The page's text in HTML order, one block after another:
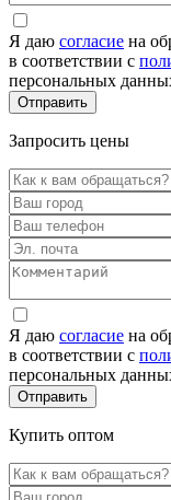
Я даю согласие на
в соответствии с
персональных
Запросить цены
Я даю согласие на
в соответствии с
персональных
Купить оптом